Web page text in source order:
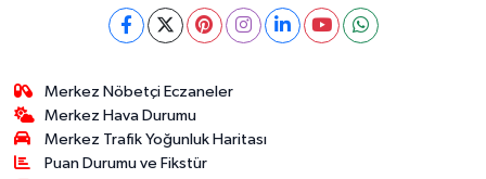
Merkez Nöbetçi Eczaneler
Merkez Hava Durumu
Merkez Trafik Yoğunluk Haritası
Puan Durumu ve Fikstür